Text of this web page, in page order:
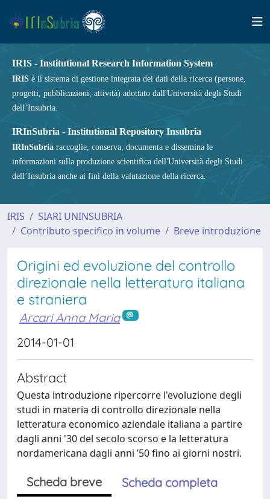
IRIS - Institutional Research Information System
IRIS è il sistema di gestione integrata dei dati della ricerca (persone,
progetti, pubblicazioni, attività) adottato dall'Università degli Studi
dell’Insubria.
IRInSubria - Institutional Repository Insubria
IRInSubria raccoglie, conserva, documenta e dissemina le
informazioni sulla produzione scientifica dell'Università degli Studi
dell’Insubria anche ai fini della valutazione della ricerca.
IRIS
SIARI UNINSUBRIA
Contributo specifico in volume
Breve introduzione
Origini ed evoluzione del controllo
direzionale nella letteratura italiana
e straniera
Arcari Anna Maria
2014-01-01
Abstract
Questa introduzione ripercorre l'evoluzione degli
studi in materia di controllo direzionale nella
letteratura economico aziendale italiana a partire
dagli anni '30 del secolo scorso e la letteratura
nordamericana dagli anni ’50 fino ai giorni nostri.
Scheda breve
Scheda completa